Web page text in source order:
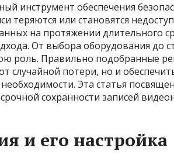
инструмент обеспечения
теряются или становятся
на протяжении длительного
От выбора оборудования до
роль. Правильно подобранные
случайной потери, но и
Эта статья
сохранности записей
и его настройка